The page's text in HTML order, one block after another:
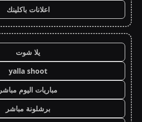
اعلانات باكلينك
يلا شوت
yalla shoot
مباريات اليوم مباشر
برشلونة مباشر